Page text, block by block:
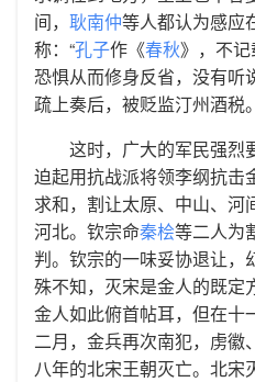
间， 耿南仲等人都认为感应
称：“孔子作《春秋》，不
恐惧从而修身反省，没有听
疏上奏后，被贬监汀州酒税。
这时，广大的军民强烈
迫起用抗战派将领李纲抗击
求和，割让太原、中山、河
河北。钦宗命秦桧等二人为
判。钦宗的一味妥协退让，
殊不知，灭宋是金人的既定
金人如此俯首帖耳，但在十
二月，金兵再次南犯，虏徽
八年的北宋王朝灭亡。北宋